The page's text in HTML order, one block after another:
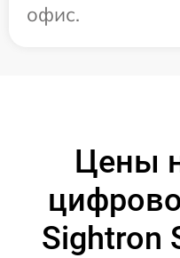
офис.
Цены
Sightron